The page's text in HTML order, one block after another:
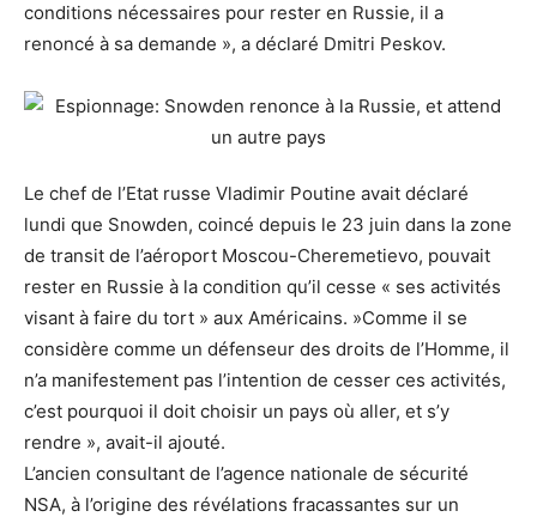
conditions nécessaires pour rester en Russie, il a
renoncé à sa demande », a déclaré Dmitri Peskov.
Le chef de l’Etat russe Vladimir Poutine avait déclaré
lundi que Snowden, coincé depuis le 23 juin dans la zone
de transit de l’aéroport Moscou-Cheremetievo, pouvait
rester en Russie à la condition qu’il cesse « ses activités
visant à faire du tort » aux Américains. »Comme il se
considère comme un défenseur des droits de l’Homme, il
n’a manifestement pas l’intention de cesser ces activités,
c’est pourquoi il doit choisir un pays où aller, et s’y
rendre », avait-il ajouté.
L’ancien consultant de l’agence nationale de sécurité
NSA, à l’origine des révélations fracassantes sur un